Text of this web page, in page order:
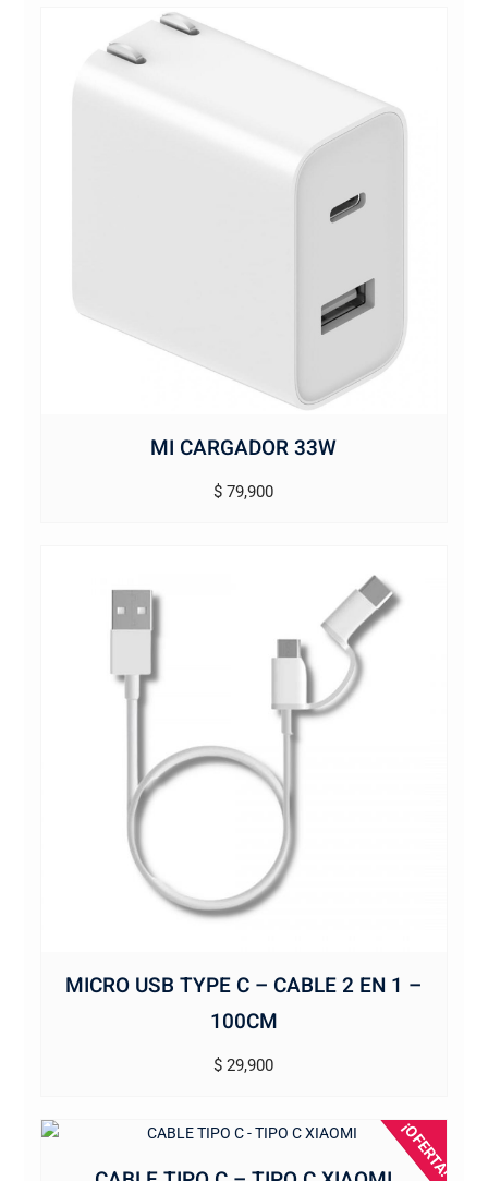
MI CARGADOR 33W
$ 79,900
MICRO USB TYPE C – CABLE 2 EN 1 –
100CM
$ 29,900
¡OFERTA!